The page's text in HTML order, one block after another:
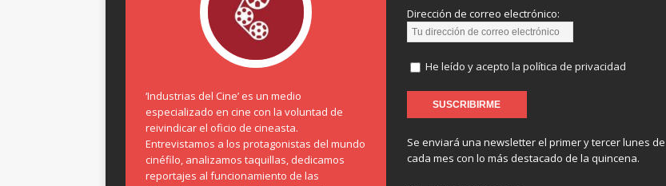
‘Industrias del Cine’ es un medio
especializado en cine con la voluntad de
reivindicar el oficio de cineasta.
Entrevistamos a los protagonistas del mundo
cinéfilo, analizamos taquillas, dedicamos
reportajes al funcionamiento de las
Dirección de correo electrónico:
He leído y acepto la política de privacidad
Se enviará una newsletter el primer y tercer lunes de
cada mes con lo más destacado de la quincena.